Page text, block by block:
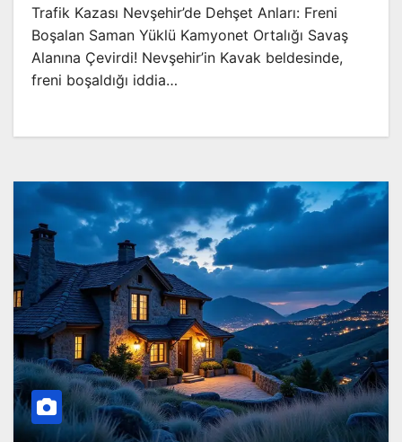
Trafik Kazası Nevşehir’de Dehşet Anları: Freni
Boşalan Saman Yüklü Kamyonet Ortalığı Savaş
Alanına Çevirdi! Nevşehir’in Kavak beldesinde,
freni boşaldığı iddia…